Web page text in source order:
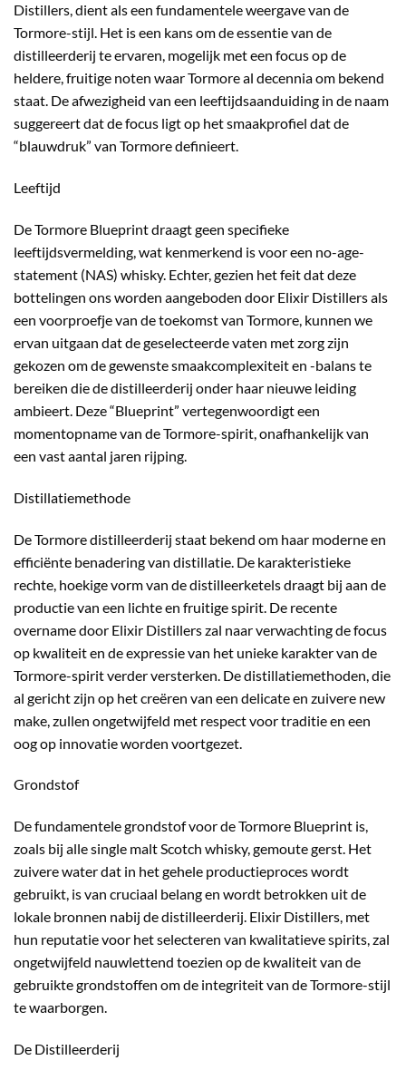
Distillers, dient als een fundamentele weergave van de
Tormore-stijl. Het is een kans om de essentie van de
distilleerderij te ervaren, mogelijk met een focus op de
heldere, fruitige noten waar Tormore al decennia om bekend
staat. De afwezigheid van een leeftijdsaanduiding in de naam
suggereert dat de focus ligt op het smaakprofiel dat de
“blauwdruk” van Tormore definieert.
Leeftijd
De Tormore Blueprint draagt geen specifieke
leeftijdsvermelding, wat kenmerkend is voor een no-age-
statement (NAS) whisky. Echter, gezien het feit dat deze
bottelingen ons worden aangeboden door Elixir Distillers als
een voorproefje van de toekomst van Tormore, kunnen we
ervan uitgaan dat de geselecteerde vaten met zorg zijn
gekozen om de gewenste smaakcomplexiteit en -balans te
bereiken die de distilleerderij onder haar nieuwe leiding
ambieert. Deze “Blueprint” vertegenwoordigt een
momentopname van de Tormore-spirit, onafhankelijk van
een vast aantal jaren rijping.
Distillatiemethode
De Tormore distilleerderij staat bekend om haar moderne en
efficiënte benadering van distillatie. De karakteristieke
rechte, hoekige vorm van de distilleerketels draagt bij aan de
productie van een lichte en fruitige spirit. De recente
overname door Elixir Distillers zal naar verwachting de focus
op kwaliteit en de expressie van het unieke karakter van de
Tormore-spirit verder versterken. De distillatiemethoden, die
al gericht zijn op het creëren van een delicate en zuivere new
make, zullen ongetwijfeld met respect voor traditie en een
oog op innovatie worden voortgezet.
Grondstof
De fundamentele grondstof voor de Tormore Blueprint is,
zoals bij alle single malt Scotch whisky, gemoute gerst. Het
zuivere water dat in het gehele productieproces wordt
gebruikt, is van cruciaal belang en wordt betrokken uit de
lokale bronnen nabij de distilleerderij. Elixir Distillers, met
hun reputatie voor het selecteren van kwalitatieve spirits, zal
ongetwijfeld nauwlettend toezien op de kwaliteit van de
gebruikte grondstoffen om de integriteit van de Tormore-stijl
te waarborgen.
De Distilleerderij